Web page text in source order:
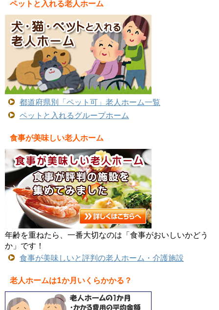
ペットと入れる老人ホーム
都道府県別「ペット可」老人ホーム一覧
ペットと入れるグループホーム
食事が美味しい老人ホーム
年齢を重ねたら、一番大切なのは「食事がおいしいかどう
か」です！
食事が美味しいと評判の老人ホーム・介護施設
老人ホームは1か月いくらかかる？